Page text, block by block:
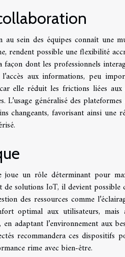
au sein des équipes connaît une
rendent possible une flexibilité
dont les professionnels
aux informations, peu
elle réduit les frictions liées aux
généralisé des
changeants, favorisant ainsi une
un rôle déterminant pour
solutions IoT, il devient possible
des ressources comme
optimal aux utilisateurs, mais
adaptant l’environnement aux
recommandera ces dispositifs
rime avec bien-être.